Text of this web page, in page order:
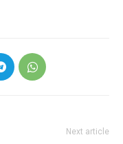
Next article